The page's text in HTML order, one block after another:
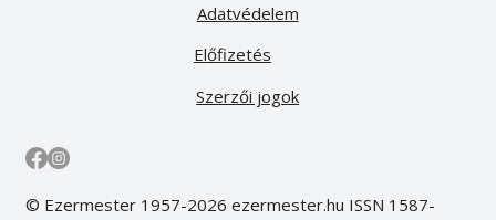
Előfizetés
Adatvédelem
Szerzői jogok
© Ezermester 1957-2026 ezermester.hu ISSN 1587-